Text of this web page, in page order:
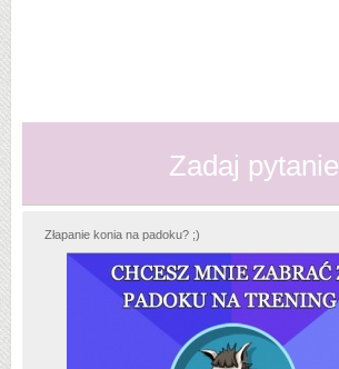
Zadaj pytanie
Złapanie konia na padoku? ;)